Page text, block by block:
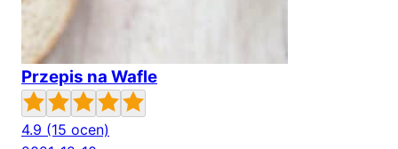
Przepis na Wafle
4.9 (15 ocen)